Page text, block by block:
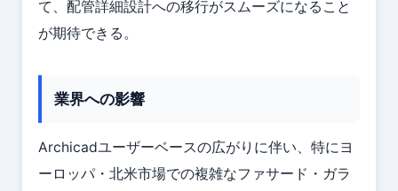
て、配管詳細設計への移行がスムーズになること
が期待できる。
業界への影響
Archicadユーザーベースの広がりに伴い、特にヨ
ーロッパ・北米市場での複雑なファサード・ガラ